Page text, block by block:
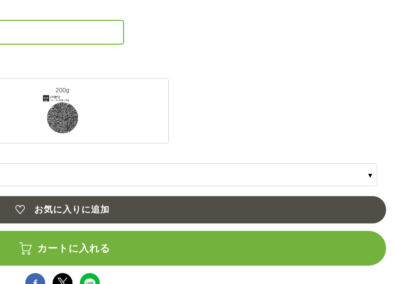
200g
お気に入りに追加
カートに入れる